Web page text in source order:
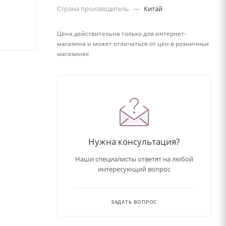
Страна производитель — Китай
Цена действительна только для интернет-
магазина и может отличаться от цен в розничных
магазинах
Нужна консультация?
Наши специалисты ответят на любой
интересующий вопрос
ЗАДАТЬ ВОПРОС